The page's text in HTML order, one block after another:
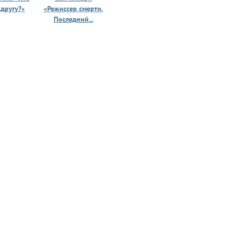
«Режиссер смерти.
Последний...